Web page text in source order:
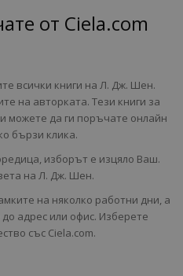
от Ciela.com
всички книги на Л. Дж. Шен.
на авторката. Тези книги за
можете да ги поръчате онлайн
бързи клика.
изборът е изцяло Ваш.
на Л. Дж. Шен.
на няколко работни дни, а
адрес или офис. Изберете
със Ciela.com.